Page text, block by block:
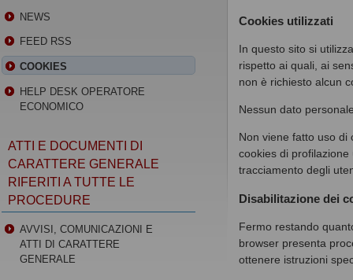
Cookies utilizzati
In questo sito si
rispetto ai quali, ai
non è richiesto alcun
Nessun dato
Non viene fatto uso di
cookies di
tracciamento degli
Disabilitazione dei
Fermo restando
browser presenta
ottenere istruzioni
NEWS
FEED RSS
COOKIES
HELP DESK OPERATORE
ECONOMICO
ATTI E DOCUMENTI DI
CARATTERE GENERALE
RIFERITI A TUTTE LE
PROCEDURE
AVVISI, COMUNICAZIONI E
ATTI DI CARATTERE
GENERALE